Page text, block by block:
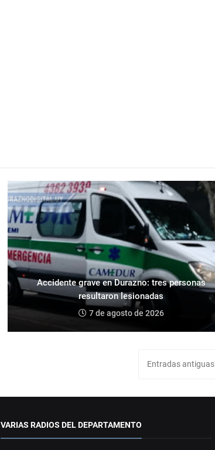
Accidente grave en Durazno: tres personas
resultaron lesionadas
7 de agosto de 2026
Entradas antiguas
VARIAS RADIOS DEL DEPARTAMENTO